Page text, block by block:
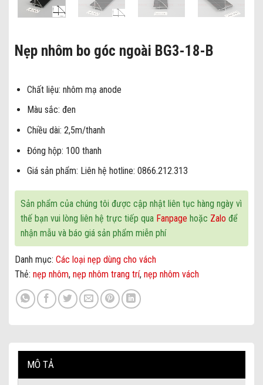
Nẹp nhôm bo góc ngoài BG3-18-B
Chất liệu: nhôm mạ anode
Màu sắc: đen
Chiều dài: 2,5m/thanh
Đóng hộp: 100 thanh
Giá sản phẩm: Liên hệ hotline: 0866.212.313
Sản phẩm của chúng tôi được cập nhật liên tục hàng ngày vì
thế bạn vui lòng liên hệ trực tiếp qua Fanpage hoặc Zalo để
nhận mẫu và báo giá sản phẩm miễn phí
Danh mục: Các loại nẹp dùng cho vách
Thẻ: nẹp nhôm, nẹp nhôm trang trí, nẹp nhôm vách
MÔ TẢ